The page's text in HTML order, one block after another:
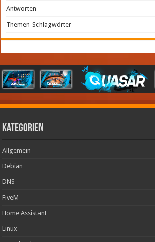
Antworten
Themen-Schlagwörter
Kategorien
Allgemein
Debian
DNS
FiveM
Home Assistant
Linux